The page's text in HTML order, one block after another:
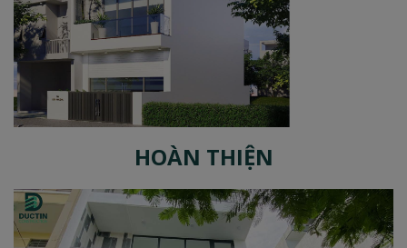
HOÀN THIỆN